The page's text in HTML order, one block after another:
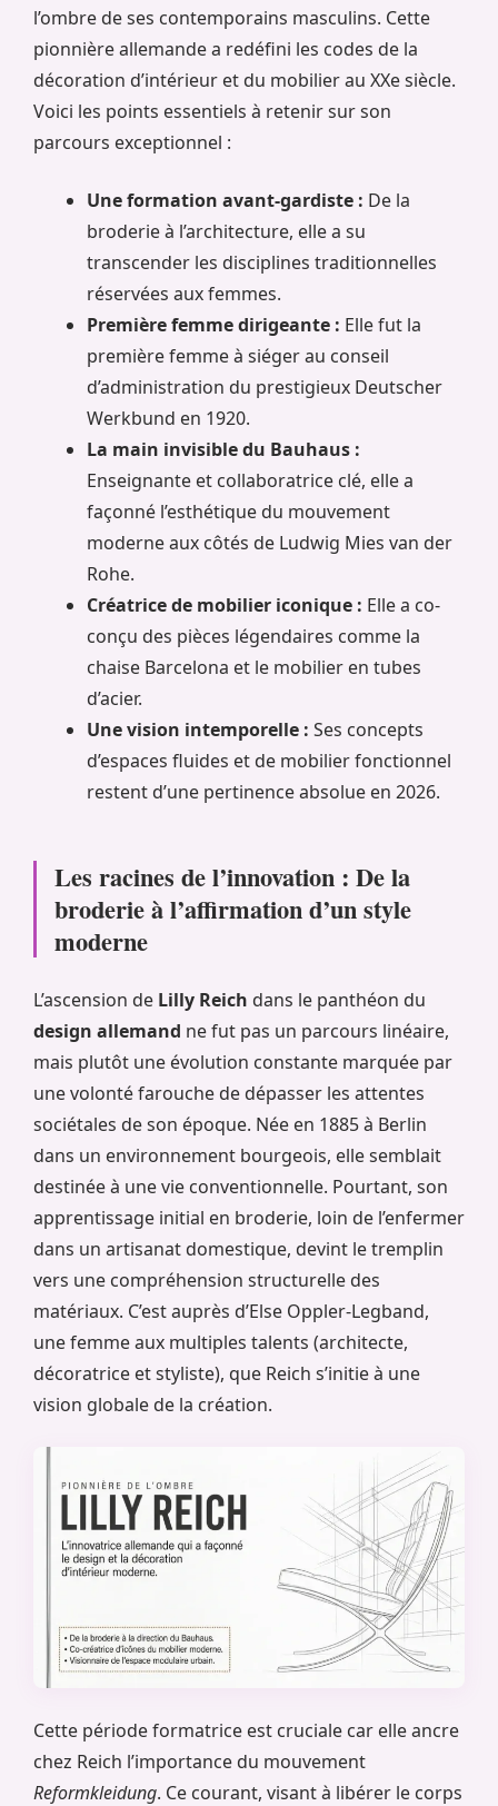
l’ombre de ses contemporains masculins. Cette
pionnière allemande a redéfini les codes de la
décoration d’intérieur et du mobilier au XXe siècle.
Voici les points essentiels à retenir sur son
parcours exceptionnel :
Une formation avant-gardiste : De la
broderie à l’architecture, elle a su
transcender les disciplines traditionnelles
réservées aux femmes.
Première femme dirigeante : Elle fut la
première femme à siéger au conseil
d’administration du prestigieux Deutscher
Werkbund en 1920.
La main invisible du Bauhaus :
Enseignante et collaboratrice clé, elle a
façonné l’esthétique du mouvement
moderne aux côtés de Ludwig Mies van der
Rohe.
Créatrice de mobilier iconique : Elle a co-
conçu des pièces légendaires comme la
chaise Barcelona et le mobilier en tubes
d’acier.
Une vision intemporelle : Ses concepts
d’espaces fluides et de mobilier fonctionnel
restent d’une pertinence absolue en 2026.
Les racines de l’innovation : De la
broderie à l’affirmation d’un style
moderne
L’ascension de Lilly Reich dans le panthéon du
design allemand ne fut pas un parcours linéaire,
mais plutôt une évolution constante marquée par
une volonté farouche de dépasser les attentes
sociétales de son époque. Née en 1885 à Berlin
dans un environnement bourgeois, elle semblait
destinée à une vie conventionnelle. Pourtant, son
apprentissage initial en broderie, loin de l’enfermer
dans un artisanat domestique, devint le tremplin
vers une compréhension structurelle des
matériaux. C’est auprès d’Else Oppler-Legband,
une femme aux multiples talents (architecte,
décoratrice et styliste), que Reich s’initie à une
vision globale de la création.
Cette période formatrice est cruciale car elle ancre
chez Reich l’importance du mouvement
Reformkleidung. Ce courant, visant à libérer le corps